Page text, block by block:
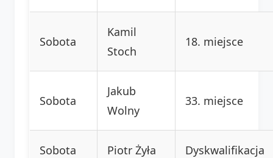
Sobota
Kamil
Stoch
18. miejsce
Sobota
Jakub
Wolny
33. miejsce
Sobota Piotr Żyła Dyskwalifikacja